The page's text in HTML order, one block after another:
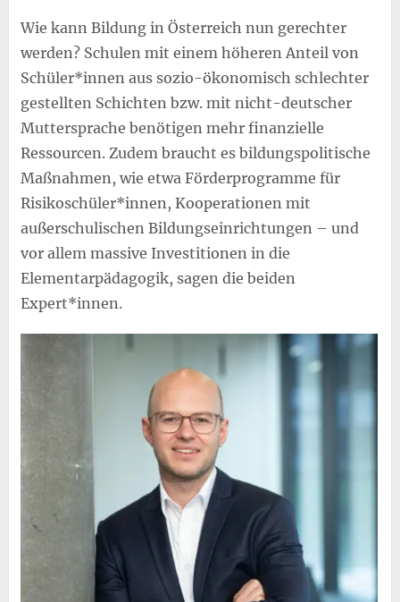
Wie kann Bildung in Österreich nun gerechter
werden? Schulen mit einem höheren Anteil von
Schüler*innen aus sozio-ökonomisch schlechter
gestellten Schichten bzw. mit nicht-deutscher
Muttersprache benötigen mehr finanzielle
Ressourcen. Zudem braucht es bildungspolitische
Maßnahmen, wie etwa Förderprogramme für
Risikoschüler*innen, Kooperationen mit
außerschulischen Bildungseinrichtungen – und
vor allem massive Investitionen in die
Elementarpädagogik, sagen die beiden
Expert*innen.